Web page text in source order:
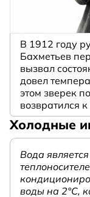
В 1912 году
Бахметьев
вызвал
довел
этом зверек
возвратился
Холодные
Вода
воды на 2°С,